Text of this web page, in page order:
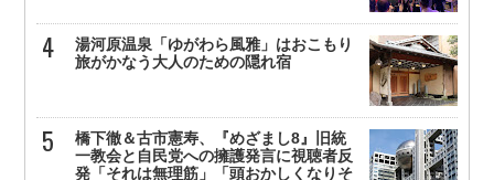
湯河原温泉「ゆがわら風雅」はおこもり
旅がかなう大人のための隠れ宿
橋下徹＆古市憲寿、『めざまし8』旧統
一教会と自民党への擁護発言に視聴者反
発「それは無理筋」「頭おかしくなりそ